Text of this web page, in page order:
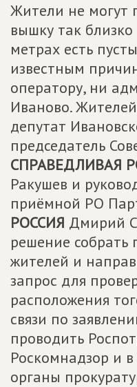
Жители не могут
вышку так
метрах есть
известным
оператору, ни
Иваново.
депутат
председатель
СПРАВЕДЛИВАЯ
Ракушев и
приёмной РО
РОССИЯ Дмирий
решение собрать
жителей и
запрос для
расположения
связи по
проводить
Роскомнадзор и
органы